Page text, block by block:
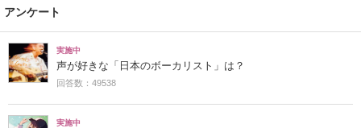
アンケート
実施中
声が好きな「日本のボーカリスト」は？
回答数：49538
実施中